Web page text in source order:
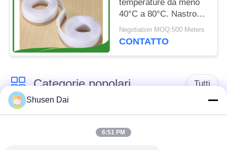
temperature da meno
40°C a 80°C. Nastro
per ganci di larghezza
da 10mm a 50mm
Negotiation MOQ:500 Meters
CONTATTO
Categorie popolari Tutti
gancio e nastro del
Gancio e ciclo di
plastica
Shusen Dai
6:51 PM